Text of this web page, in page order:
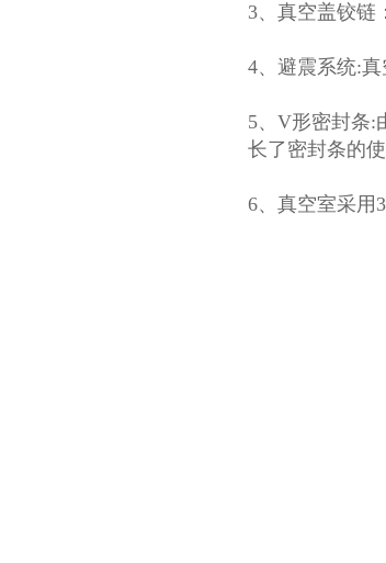
3、真空盖铰链
4、避震系统:
5、V形密封条:
长了密封条的
6、真空室采用